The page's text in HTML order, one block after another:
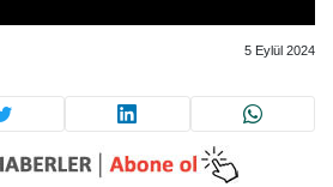
5 Eylül 2024